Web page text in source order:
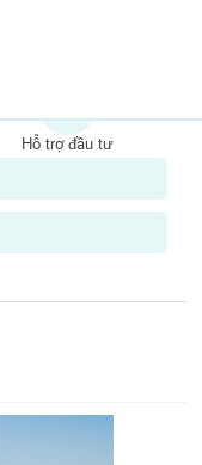
Hỗ trợ đầu tư